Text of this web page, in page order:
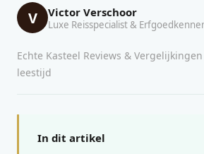
V Victor Verschoor
Luxe Reisspecialist & Erfgoedkenner
Echte Kasteel Reviews & Vergelijkingen
leestijd
In dit artikel